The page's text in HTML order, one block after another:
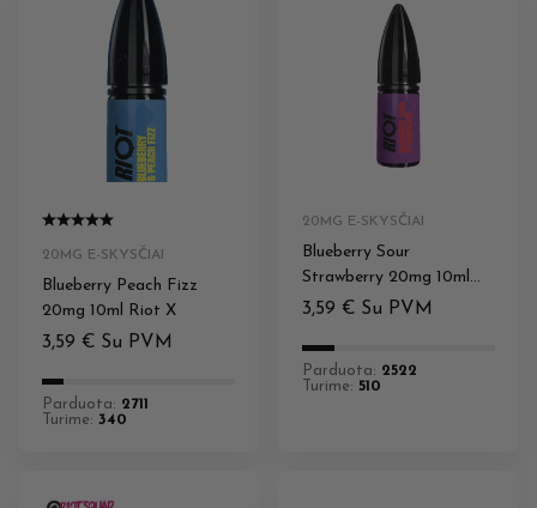
20MG E-SKYSČIAI
Blueberry Peach Fizz
20mg 10ml Riot X
3,59 € Su PVM
Parduota: 2711
Turime: 340
20MG E-SKYSČIAI
Blueberry Sour
Strawberry 20mg 10ml
Riot X
3,59 € Su PVM
Parduota: 2522
Turime: 510